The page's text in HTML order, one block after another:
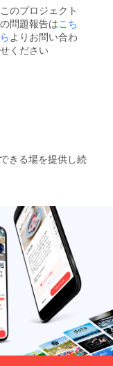
上げま
す。 ※2.
支援時
のリ
で備考
い。
※3.T
シャ
ツ、
バッ
グ、チ
ケット
の発送
は、小
さな梱
包でポ
スト投
函とさ
せてい
トート
バック
（綿
100％）
：支援
お名前
トバッ
グを1枚
ご提供
致しま
す。ス
パイク
やグ
ロー
ブ、試
合後の
着替え
などを
入れて
ご使用
②「み
んなで
野球を
やろ
う！」
者様が
所属さ
背番
号、ご
希望の
お名前
をプリ
ントし
たトー
トバッ
グを1枚
ご提供
致しま
す。ス
パイク
やグ
このプロジェクト
の問題報告はこち
らよりお問い合わ
せください
きる場を提供し続